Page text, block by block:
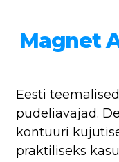
Magnet
Eesti
pudeliavajad.
kontuuri
praktiliseks